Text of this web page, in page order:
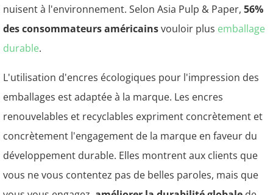
nuisent à l'environnement. Selon Asia Pulp & Paper, 56%
des consommateurs américainsvouloir plus emballage
durable.
L'utilisation d'encres écologiques pour l'impression des
emballages est adaptée à la marque. Les encres
renouvelables et recyclables expriment concrètement et
concrètement l'engagement de la marque en faveur du
développement durable. Elles montrent aux clients que
vous ne vous contentez pas de belles paroles, mais que